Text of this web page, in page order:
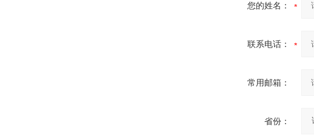
您的姓名：
联系电话：
常用邮箱：
省份：